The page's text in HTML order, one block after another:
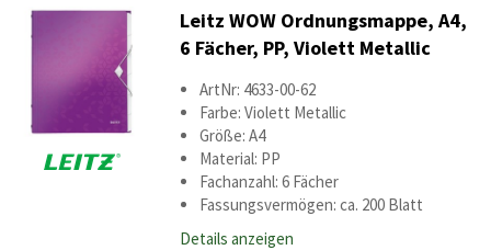
Leitz WOW Ordnungsmappe, A4,
6 Fächer, PP, Violett Metallic
ArtNr: 4633-00-62
Farbe: Violett Metallic
Größe: A4
Material: PP
Fachanzahl: 6 Fächer
Fassungsvermögen: ca. 200 Blatt
Details anzeigen